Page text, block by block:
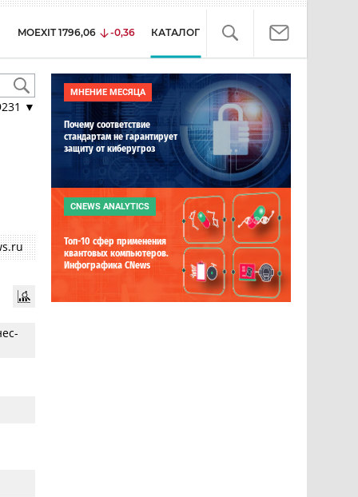
MOEXIT 1796,06 -0,36 КАТАЛОГ
▼
МНЕНИЕ МЕСЯЦА
Почему соответствие
стандартам не гарантирует
защиту от киберугроз
CNEWS ANALYTICS
Топ-10 сфер применения
квантовых компьютеров.
Инфографика CNews